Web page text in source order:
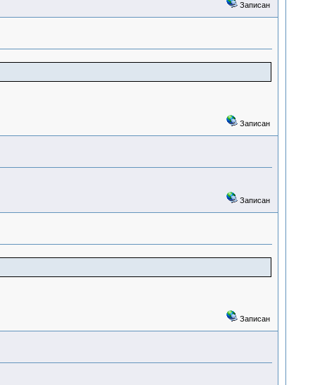
Записан
Записан
Записан
Записан